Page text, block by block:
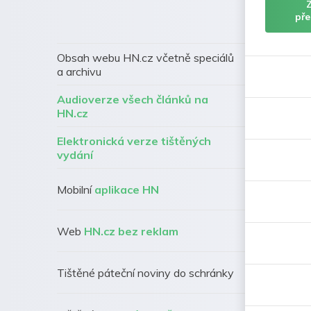
Obsah webu HN.cz včetně speciálů
a archivu
Audioverze všech článků na
HN.cz
Elektronická verze tištěných
vydání
Mobilní aplikace HN
Web HN.cz bez reklam
Tištěné páteční noviny do schránky